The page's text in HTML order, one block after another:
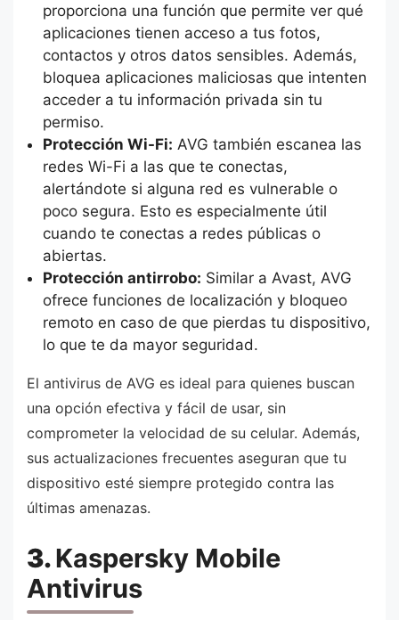
proporciona una función que permite ver qué
aplicaciones tienen acceso a tus fotos,
contactos y otros datos sensibles. Además,
bloquea aplicaciones maliciosas que intenten
acceder a tu información privada sin tu
permiso.
Protección Wi-Fi: AVG también escanea las
redes Wi-Fi a las que te conectas,
alertándote si alguna red es vulnerable o
poco segura. Esto es especialmente útil
cuando te conectas a redes públicas o
abiertas.
Protección antirrobo: Similar a Avast, AVG
ofrece funciones de localización y bloqueo
remoto en caso de que pierdas tu dispositivo,
lo que te da mayor seguridad.
El antivirus de AVG es ideal para quienes buscan
una opción efectiva y fácil de usar, sin
comprometer la velocidad de su celular. Además,
sus actualizaciones frecuentes aseguran que tu
dispositivo esté siempre protegido contra las
últimas amenazas.
3.Kaspersky Mobile
Antivirus